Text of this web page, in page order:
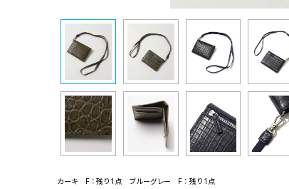
カーキ F：残り1点 ブルーグレー F：残り1点